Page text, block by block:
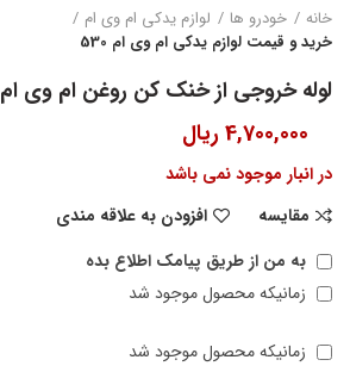
خانه خودرو ها
لوازم یدکی ام وی ام
خرید و قیمت لوازم یدکی ام وی ام 530
لوله خروجی از خنک کن روغن ام وی ام 530 و 550
4,700,000 ریال
در انبار موجود نمی باشد
مقایسه
افزودن به علاقه مندی
به من از طریق پیامک اطلاع بده
زمانیکه محصول موجود شد
زمانیکه محصول موجود شد